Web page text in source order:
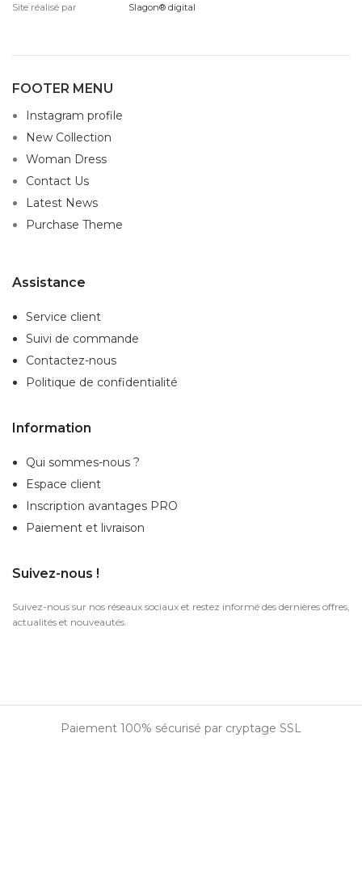
Site réalisé par Slagon® digital
FOOTER MENU
Instagram profile
New Collection
Woman Dress
Contact Us
Latest News
Purchase Theme
Assistance
Service client
Suivi de commande
Contactez-nous
Politique de confidentialité
Information
Qui sommes-nous ?
Espace client
Inscription avantages PRO
Paiement et livraison
Suivez-nous !
Suivez-nous sur nos réseaux sociaux et restez informé des dernières offres,
actualités et nouveautés.
Paiement 100% sécurisé par cryptage SSL